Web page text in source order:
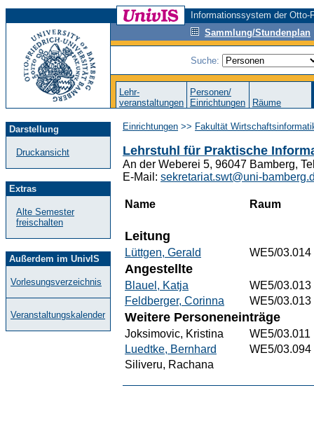
Informationssystem der
Sammlung/Stundenplan
Suche:
Lehr-
veranstaltungen
Personen/
Einrichtungen
Räume
Darstellung
Druckansicht
Extras
Alte Semester
freischalten
Außerdem im UnivIS
Vorlesungsverzeichnis
Veranstaltungskalender
Einrichtungen >> Fakultät
Lehrstuhl für Praktische
An der Weberei 5, 96047 Bamberg,
E-Mail: sekretariat.swt@uni-
Name Raum
Leitung
Lüttgen, Gerald WE5/03.014
Angestellte
Blauel, Katja
WE5/03.013
Feldberger, Corinna
WE5/03.013
Weitere Personeneinträge
Joksimovic, Kristina
WE5/03.011
Luedtke, Bernhard
WE5/03.094
Siliveru, Rachana